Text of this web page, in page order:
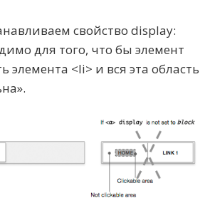
свойство display:
для того, что бы элемент
элемента <li> и вся эта область